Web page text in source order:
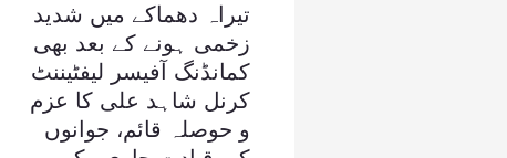
تیراہ دھماکے میں شدید
زخمی ہونے کے بعد بھی
کمانڈنگ آفیسر لیفٹیننٹ
کرنل شاہد علی کا عزم
و حوصلہ قائم، جوانوں